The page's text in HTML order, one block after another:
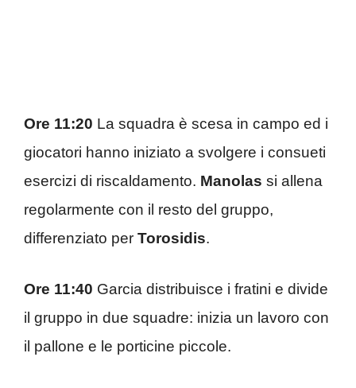
Ore 11:20 La squadra è scesa in campo ed i
giocatori hanno iniziato a svolgere i consueti
esercizi di riscaldamento. Manolas si allena
regolarmente con il resto del gruppo,
differenziato per Torosidis.
Ore 11:40 Garcia distribuisce i fratini e divide
il gruppo in due squadre: inizia un lavoro con
il pallone e le porticine piccole.